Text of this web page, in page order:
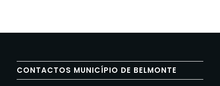
CONTACTOS MUNICÍPIO DE BELMONTE